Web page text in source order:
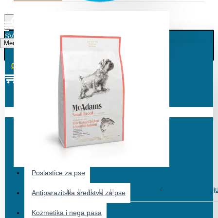
Novi Beograd i Zemun
Menu
SVE
Suva hrana za pse
Hrana za pse na razmer - 1kg
Obrok u kesici, konzerve, sosići i prelivi
Poslastice za pse
Antiparazitska sredstva za pse
Kozmetika i nega pasa
0 predmet(a) - 0,00 RSD
Vaša korpa je prazna!
- Napišite